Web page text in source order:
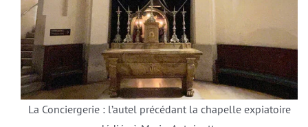
La Conciergerie : l’autel précédant la chapelle expiatoire